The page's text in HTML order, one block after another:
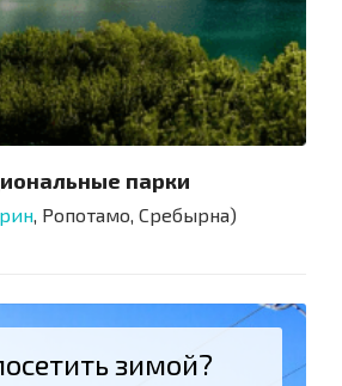
парки
, Ропотамо, Сребырна)
зимой?